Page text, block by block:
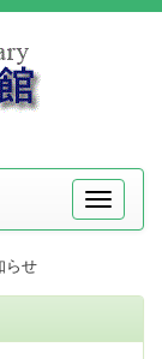
メ
ニ
らせ